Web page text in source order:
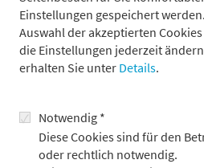
Einstellungen gespeichert
Auswahl der akzeptierten
die Einstellungen jederzeit
erhalten Sie unter Details.
Notwendig *
Diese Cookies sind für den
oder rechtlich notwendig.
Der China-Schock 2.0
Populismus